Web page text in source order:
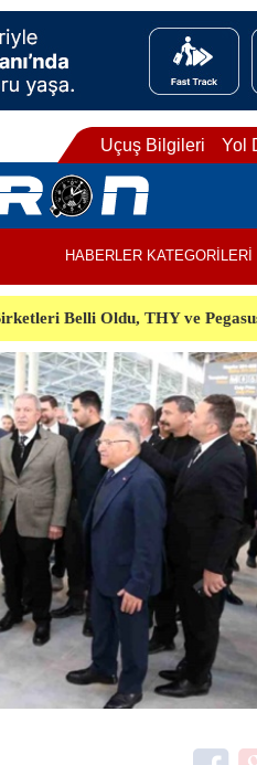
Uçuş Bilgileri Yol
HABERLER KATEGORİLERİ
Belli Oldu, THY ve
Havalimanında Şüpheli
Görevli 2 Helikopter